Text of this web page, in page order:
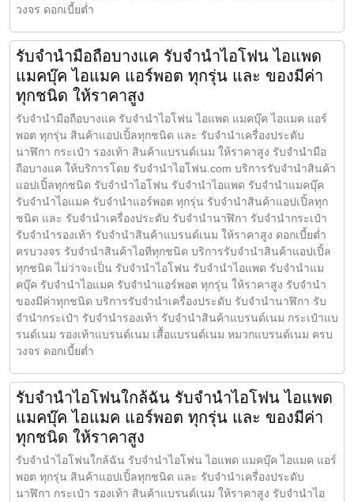
วงจร ดอกเบี้ยต่ำ
รับจำนำมือถือบางแค รับจำนำไอโฟน ไอแพด
แมคบุ๊ค ไอแมค แอร์พอต ทุกรุ่น และ ของมีค่า
ทุกชนิด ให้ราคาสูง
รับจำนำมือถือบางแค รับจำนำไอโฟน ไอแพด แมคบุ๊ค ไอแมค แอร์
พอต ทุกรุ่น สินค้าแอปเปิ้ลทุกชนิด และ รับจำนำเครื่องประดับ
นาฬิกา กระเป๋า รองเท้า สินค้าแบรนด์เนม ให้ราคาสูง รับจำนำมือ
ถือบางแค ให้บริการโดย รับจํานําไอโฟน.com บริการรับจำนำสินค้า
แอปเปิ้ลทุกชนิด รับจำนำไอโฟน รับจำนำไอแพด รับจำนำแมคบุ๊ค
รับจำนำไอแมค รับจำนำแอร์พอต ทุกรุ่น รับจำนำสินค้าแอปเปิ้ลทุก
ชนิด และ รับจำนำเครื่องประดับ รับจำนำนาฬิกา รับจำนำกระเป๋า
รับจำนำรองเท้า รับจำนำสินค้าแบรนด์เนม ให้ราคาสูง ดอกเบี้ยต่ำ
ครบวงจร รับจำนำสินค้าไอทีทุกชนิด บริการรับจำนำสินค้าแอปเปิ้ล
ทุกชนิด ไม่ว่าจะเป็น รับจำนำไอโฟน รับจำนำไอแพด รับจำนำแม
คบุ๊ค รับจำนำไอแมค รับจำนำแอร์พอต ทุกรุ่น ให้ราคาสูง รับจำนำ
ของมีค่าทุกชนิด บริการรับจำนำเครื่องประดับ รับจำนำนาฬิกา รับ
จำนำกระเป๋า รับจำนำรองเท้า รับจำนำสินค้าแบรนด์เนม กระเป๋าแบ
รนด์เนม รองเท้าแบรนด์เนม เสื้อแบรนด์เนม หมวกแบรนด์เนม ครบ
วงจร ดอกเบี้ยต่ำ
รับจำนำไอโฟนใกล้ฉัน รับจำนำไอโฟน ไอแพด
แมคบุ๊ค ไอแมค แอร์พอต ทุกรุ่น และ ของมีค่า
ทุกชนิด ให้ราคาสูง
รับจำนำไอโฟนใกล้ฉัน รับจำนำไอโฟน ไอแพด แมคบุ๊ค ไอแมค แอร์
พอต ทุกรุ่น สินค้าแอปเปิ้ลทุกชนิด และ รับจำนำเครื่องประดับ
นาฬิกา กระเป๋า รองเท้า สินค้าแบรนด์เนม ให้ราคาสูง รับจำนำไอ